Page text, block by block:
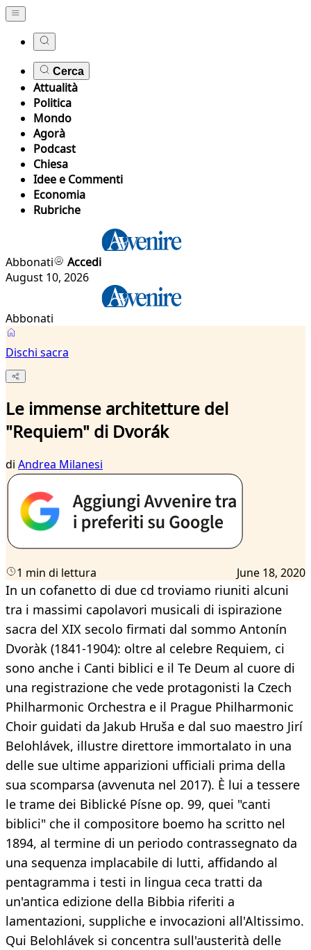
Cerca
Attualità
Politica
Mondo
Agorà
Podcast
Chiesa
Idee e Commenti
Economia
Rubriche
Abbonati
Accedi
August 10, 2026
Abbonati
Dischi sacra
Le immense architetture del
"Requiem" di Dvorák
di Andrea Milanesi
1 min di lettura June 18, 2020
In un cofanetto di due cd troviamo riuniti alcuni
tra i massimi capolavori musicali di ispirazione
sacra del XIX secolo firmati dal sommo Antonín
Dvoràk (1841-1904): oltre al celebre Requiem, ci
sono anche i Canti biblici e il Te Deum al cuore di
una registrazione che vede protagonisti la Czech
Philharmonic Orchestra e il Prague Philharmonic
Choir guidati da Jakub Hruša e dal suo maestro Jirí
Belohlávek, illustre direttore immortalato in una
delle sue ultime apparizioni ufficiali prima della
sua scomparsa (avvenuta nel 2017). È lui a tessere
le trame dei Biblické Písne op. 99, quei "canti
biblici" che il compositore boemo ha scritto nel
1894, al termine di un periodo contrassegnato da
una sequenza implacabile di lutti, affidando al
pentagramma i testi in lingua ceca tratti da
un'antica edizione della Bibbia riferiti a
lamentazioni, suppliche e invocazioni all'Altissimo.
Qui Belohlávek si concentra sull'austerità delle